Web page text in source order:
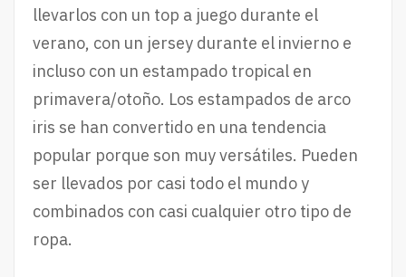
llevarlos con un top a juego durante el
verano, con un jersey durante el invierno e
incluso con un estampado tropical en
primavera/otoño. Los estampados de arco
iris se han convertido en una tendencia
popular porque son muy versátiles. Pueden
ser llevados por casi todo el mundo y
combinados con casi cualquier otro tipo de
ropa.